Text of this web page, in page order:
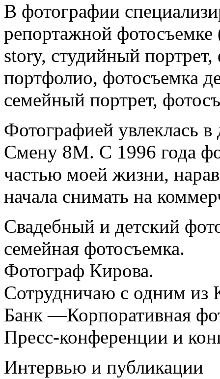
В фотографии
репортажной фотосъемке
story, студийный
портфолио, фотосъемка
семейный портрет,
Фотографией увлеклась в
Смену 8М. С 1996 года
частью моей жизни,
начала снимать на
Свадебный и детский
семейная фотосъемка.
Фотограф Кирова.
Сотрудничаю с одним из
Банк —Корпоративная
Пресс-конференции и
Интервью и публикации